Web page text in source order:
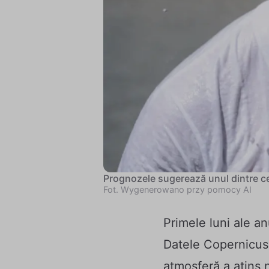
Prognozele sugerează unul dintre
Fot. Wygenerowano przy pomocy AI
Primele luni ale
Datele
atmosferă a atins